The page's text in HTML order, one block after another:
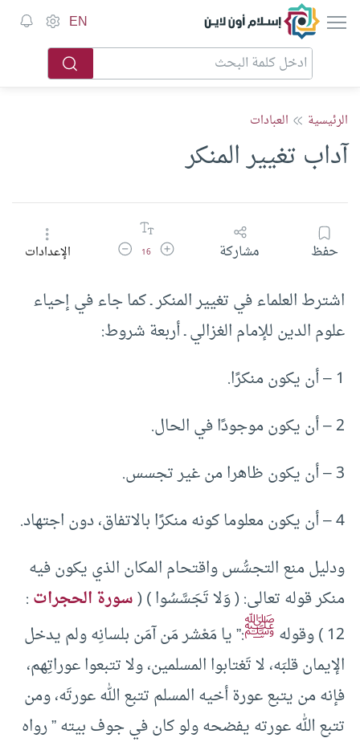
إسلام أون لاين EN
الرئيسية العبادات
آداب تغيير المنكر
حفظ مشاركة زيادة حجم الخط
16 تقليل حجم الخطالإعدادات
اشترط العلماء في تغيير المنكر ـ كما جاء في إحياء
علوم الدين للإمام الغزالي ـ أربعة شروط:
1 – أن يكون منكرًا.
2 – أن يكون موجودًا في الحال.
3 – أن يكون ظاهرا من غير تجسس.
4 – أن يكون معلوما كونه منكرًا بالاتفاق، دون اجتهاد.
ودليل منع التجسُّس واقتحام المكان الذي يكون فيه
منكر قوله تعالى: ( وَلا تَجَسَّسُوا ) (سورة الحجرات:
12 ) وقوله
ﷺ:” يا مَعْشر مَن آمَن بلسانِه ولم يدخل
الإيمان قلبَه، لا تَغتابوا المسلمين، ولا تتبعوا عوراتِهم،
فإنه من يتبع عورة أخيه المسلم تتبع الله عورتَه، ومن
تتبع الله عورته يفضحه ولو كان في جوف بيته ” رواه